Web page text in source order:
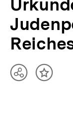
TeilenInhalt